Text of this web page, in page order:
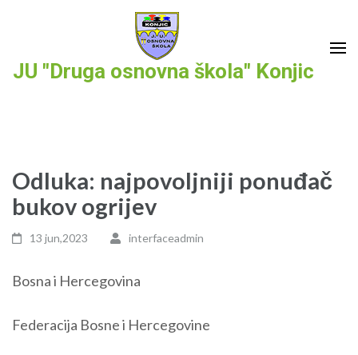
(Press
JU "Druga osnovna škola" Konjic
Odluka: najpovoljniji ponuđač
bukov ogrijev
13 jun,2023 interfaceadmin
Bosna i Hercegovina
Federacija Bosne i Hercegovine